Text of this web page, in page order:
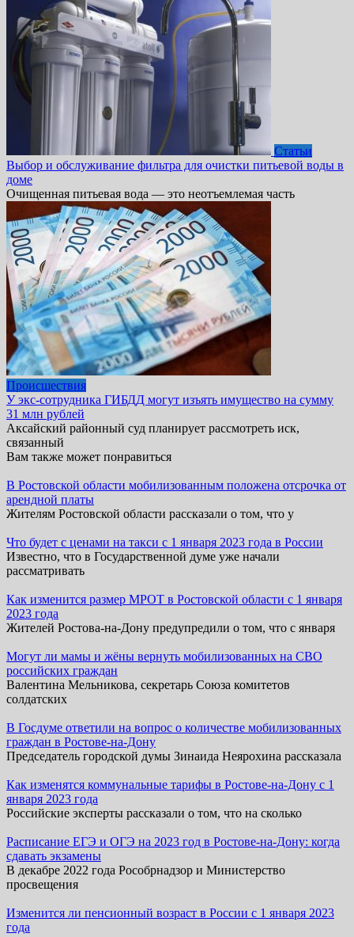
Статьи
Выбор и обслуживание фильтра для очистки питьевой воды в
доме
Очищенная питьевая вода — это неотъемлемая часть
Происшествия
У экс-сотрудника ГИБДД могут изъять имущество на сумму
31 млн рублей
Аксайский районный суд планирует рассмотреть иск,
связанный
Вам также может понравиться
В Ростовской области мобилизованным положена отсрочка от
арендной платы
Жителям Ростовской области рассказали о том, что у
Что будет с ценами на такси с 1 января 2023 года в России
Известно, что в Государственной думе уже начали
рассматривать
Как изменится размер МРОТ в Ростовской области с 1 января
2023 года
Жителей Ростова-на-Дону предупредили о том, что с января
Могут ли мамы и жёны вернуть мобилизованных на СВО
российских граждан
Валентина Мельникова, секретарь Союза комитетов
солдатских
В Госдуме ответили на вопрос о количестве мобилизованных
граждан в Ростове-на-Дону
Председатель городской думы Зинаида Неярохина рассказала
Как изменятся коммунальные тарифы в Ростове-на-Дону с 1
января 2023 года
Российские эксперты рассказали о том, что на сколько
Расписание ЕГЭ и ОГЭ на 2023 год в Ростове-на-Дону: когда
сдавать экзамены
В декабре 2022 года Рособрнадзор и Министерство
просвещения
Изменится ли пенсионный возраст в России с 1 января 2023
года